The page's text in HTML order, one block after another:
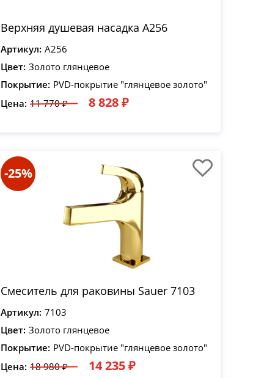
Верхняя душевая насадка A256
Артикул: A256
Цвет: Золото глянцевое
Покрытие: PVD-покрытие "глянцевое золото"
Цена: 11 770 ₽ 8 828 ₽
-25%
Смеситель для раковины Sauer 7103
Артикул: 7103
Цвет: Золото глянцевое
Покрытие: PVD-покрытие "глянцевое золото"
Цена: 18 980 ₽ 14 235 ₽